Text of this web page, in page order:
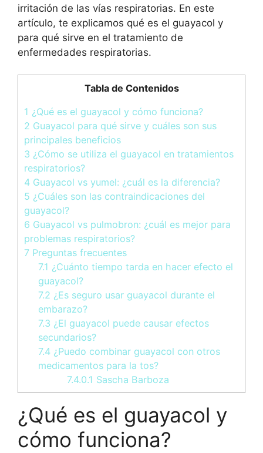
irritación de las vías respiratorias. En este
artículo, te explicamos qué es el guayacol y
para qué sirve en el tratamiento de
enfermedades respiratorias.
Tabla de Contenidos
1 ¿Qué es el guayacol y cómo funciona?
2 Guayacol para qué sirve y cuáles son sus
principales beneficios
3 ¿Cómo se utiliza el guayacol en tratamientos
respiratorios?
4 Guayacol vs yumel: ¿cuál es la diferencia?
5 ¿Cuáles son las contraindicaciones del
guayacol?
6 Guayacol vs pulmobron: ¿cuál es mejor para
problemas respiratorios?
7 Preguntas frecuentes
7.1 ¿Cuánto tiempo tarda en hacer efecto el
guayacol?
7.2 ¿Es seguro usar guayacol durante el
embarazo?
7.3 ¿El guayacol puede causar efectos
secundarios?
7.4 ¿Puedo combinar guayacol con otros
medicamentos para la tos?
7.4.0.1 Sascha Barboza
¿Qué es el guayacol y
cómo funciona?